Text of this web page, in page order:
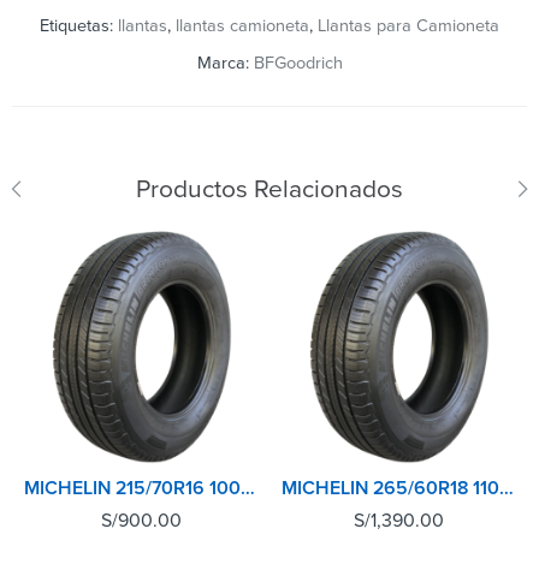
Etiquetas: llantas, llantas camioneta, Llantas para Camioneta
Marca: BFGoodrich
Productos Relacionados
MICHELIN 215/70R16 100H XL TL PRIMACY SUV+
S/900.00
MICHELIN 265/60R18 110H XL TL PRIMACY SUV+
S/1,390.00